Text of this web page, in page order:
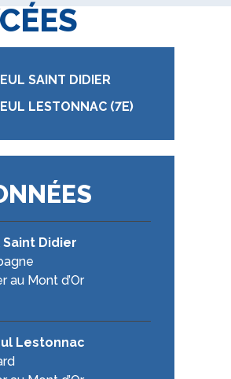
SAINT DIDIER
LESTONNAC (7E)
Didier
au Mont d’Or
Lestonnac